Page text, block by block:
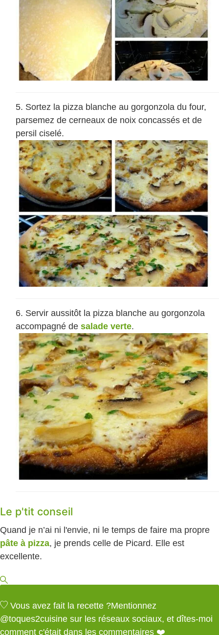
Sortez la pizza blanche au gorgonzola du four,
parsemez de cerneaux de noix concassés et de
persil ciselé.
Servir aussitôt la pizza blanche au gorgonzola
accompagné de salade verte.
Le p'tit conseil
Quand je n’ai ni l'envie, ni le temps de faire ma propre
pâte à pizza, je prends celle de Picard. Elle est
excellente.
Vous avez fait la recette ?Mentionnez
@toques2cuisine sur les réseaux sociaux, et dîtes-moi
comment c'était dans les commentaires ❤️